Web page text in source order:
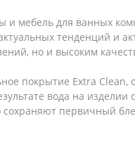
мебель для ванных
тенденций и
но и высоким
покрытие Extra
вода на изделии
первичный